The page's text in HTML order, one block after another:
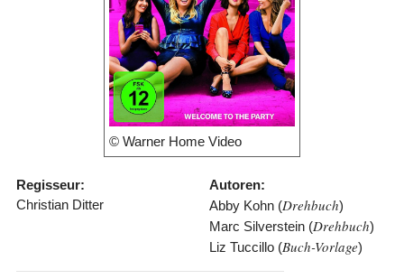
© Warner Home Video
Regisseur:
Christian Ditter
Autoren:
Abby Kohn (Drehbuch)
Marc Silverstein (Drehbuch)
Liz Tuccillo (Buch-Vorlage)